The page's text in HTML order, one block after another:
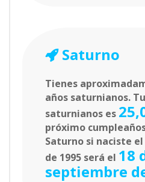
Saturno
Tienes
años saturnianos.
saturnianos es
próximo
Saturno si naciste
de 1995 será el 18
septiembre